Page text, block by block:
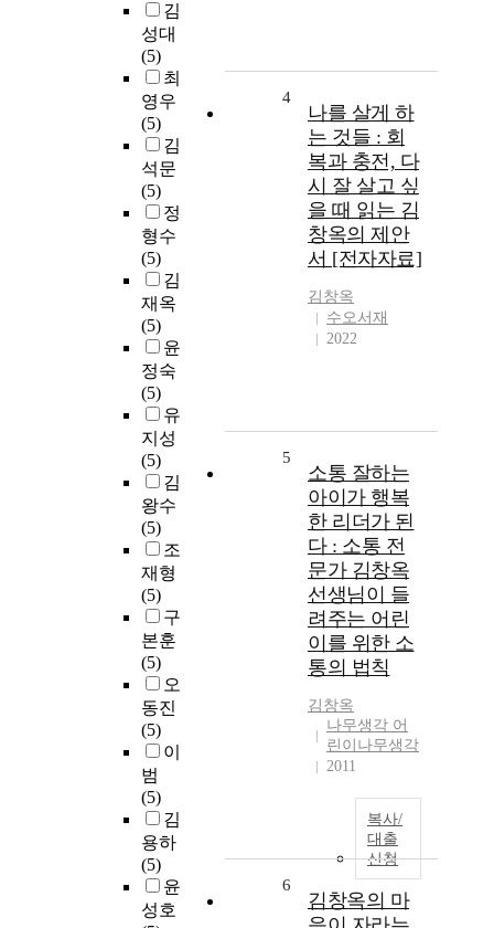
김
성대
(5)
최
영우
(5)
김
석문
(5)
정
형수
(5)
김
재옥
(5)
윤
정숙
(5)
유
지성
(5)
김
왕수
(5)
조
재형
(5)
구
본훈
(5)
오
동진
(5)
이
범
(5)
김
용하
(5)
윤
성호
4
나를 살게 하
는 것들 : 회
복과 충전, 다
시 잘 살고 싶
을 때 읽는 김
창옥의 제안
서 [전자자료]
김창옥
수오서재
2022
5
소통 잘하는
아이가 행복
한 리더가 된
다 : 소통 전
문가 김창옥
선생님이 들
려주는 어린
이를 위한 소
통의 법칙
김창옥
나무생각 어
린이나무생각
2011
복사/
대출
신청
6
김창옥의 마